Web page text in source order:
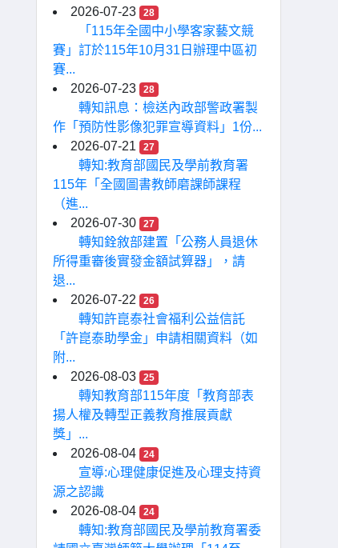
2026-07-23
28
「115年全國中小學客家藝文競
賽」訂於115年10月31日辦理中區初
賽...
2026-07-23
28
轉知訊息：檢送內政部警政署製
作「預防性影像犯罪宣導資料」1份...
2026-07-21
27
轉知:教育部國民及學前教育署
115年「全國圖書教師磨課師課程
（進...
2026-07-30
27
轉知銓敘部建置「公務人員退休
所得重審後實發金額試算器」，請
退...
2026-07-22
26
轉知許崑泰社會福利公益信託
「許崑泰助學金」申請相關資料（如
附...
2026-08-03
25
轉知教育部115年度「教育部表
揚人權及轉型正義教育推展貢獻
獎」...
2026-08-04
24
宣導:心理健康促進及心理支持資
源之認識
2026-08-04
24
轉知:教育部國民及學前教育署委